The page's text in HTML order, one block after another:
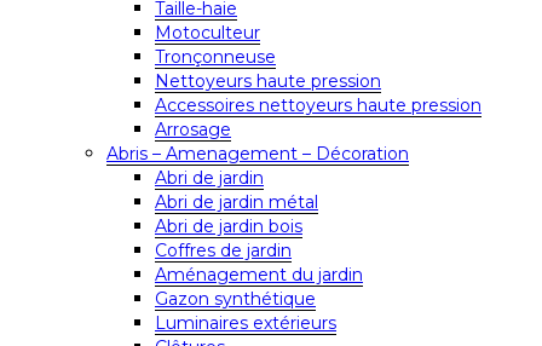
Taille-haie
Motoculteur
Tronçonneuse
Nettoyeurs haute pression
Accessoires nettoyeurs haute pression
Arrosage
Abris – Amenagement – Décoration
Abri de jardin
Abri de jardin métal
Abri de jardin bois
Coffres de jardin
Aménagement du jardin
Gazon synthétique
Luminaires extérieurs